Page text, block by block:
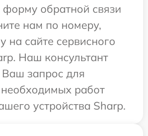
обратной связи
нам по номеру,
на сайте сервисного
Наш консультант
Ваш запрос для
работ
устройства Sharp.